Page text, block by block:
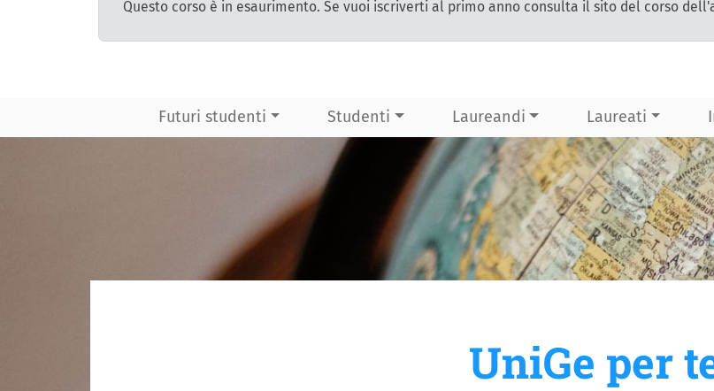
Questo corso è in esaurimento. Se vuoi iscriverti al primo anno consulta il sito del corso
Futuri studenti Studenti Laureandi Laureati
UniGe per